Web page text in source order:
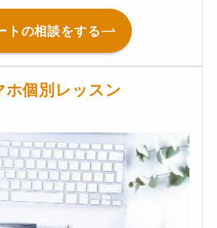
トの相談をする
個別レッスン